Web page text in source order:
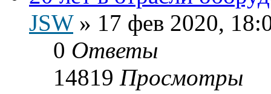
JSW» 17 фев 2020,
0 Ответы
14819 Просмотры